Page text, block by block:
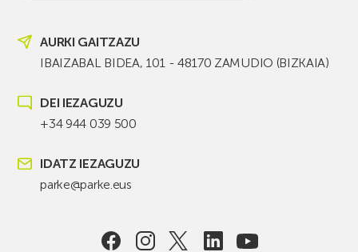
AURKI GAITZAZU
IBAIZABAL BIDEA, 101 - 48170 ZAMUDIO (BIZKAIA)
DEI IEZAGUZU
+34 944 039 500
IDATZ IEZAGUZU
parke@parke.eus